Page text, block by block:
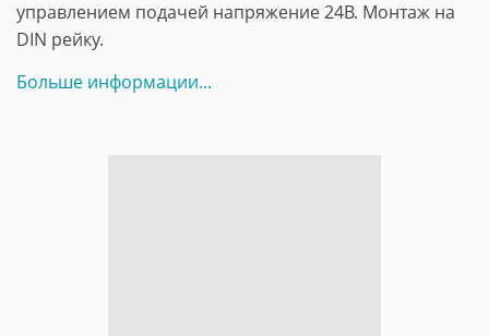
управлением подачей напряжение 24В. Монтаж на
DIN рейку.
Больше информации...